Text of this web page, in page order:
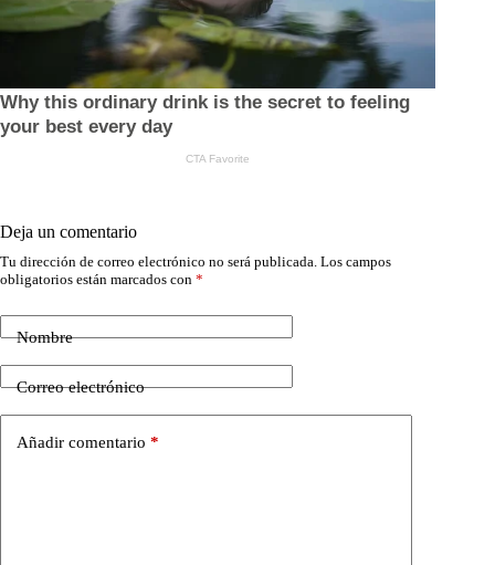
Deja un comentario
Tu dirección de correo electrónico no será publicada. Los campos
obligatorios están marcados con *
Nombre
Correo electrónico
Añadir comentario *